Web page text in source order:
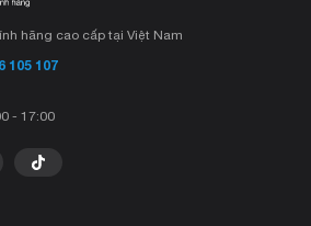
hãng cao cấp tại Việt Nam
105 107
- 17:00